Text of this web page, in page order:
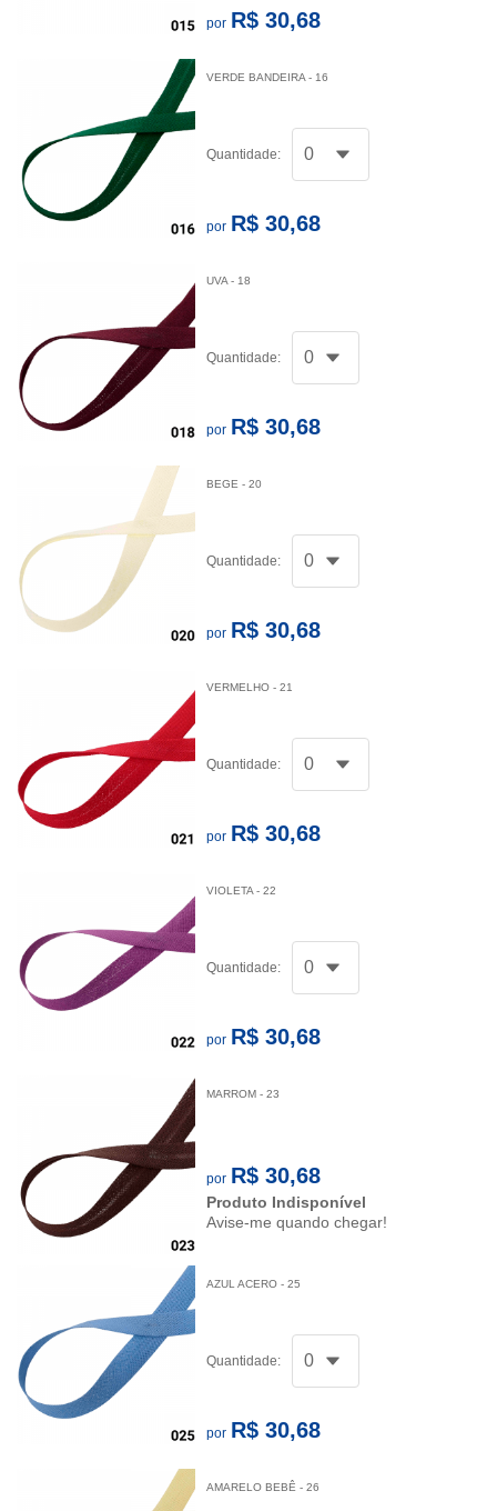
por R$ 30,68
VERDE BANDEIRA - 16
Quantidade:
por R$ 30,68
UVA - 18
Quantidade:
por R$ 30,68
BEGE - 20
Quantidade:
por R$ 30,68
VERMELHO - 21
Quantidade:
por R$ 30,68
VIOLETA - 22
Quantidade:
por R$ 30,68
MARROM - 23
por R$ 30,68
Produto Indisponível
Avise-me quando chegar!
AZUL ACERO - 25
Quantidade:
por R$ 30,68
AMARELO BEBÊ - 26